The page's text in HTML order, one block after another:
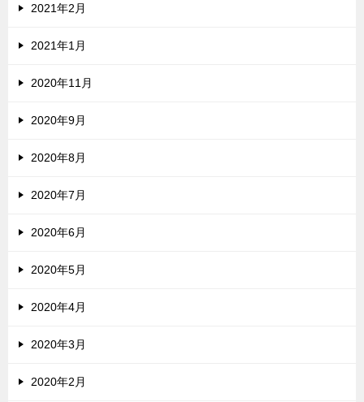
2021年2月
2021年1月
2020年11月
2020年9月
2020年8月
2020年7月
2020年6月
2020年5月
2020年4月
2020年3月
2020年2月